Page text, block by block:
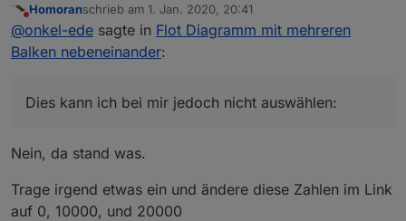
edit öffne, sieht es so aus, wie es soll.
Habe alles identisch zu Dir eingestellt.
Einzig der x-offset ist unterschiedlich.
Der oberste Datenpunkt hat bei Dir 0s und die
Dies kann ich bei mir jedoch nicht auswählen:
Nicht stören
Homoranschrieb am 1. Jan. 2020, 20:41
zuletzt editiert von
@onkel-ede sagte in Flot Diagramm mit mehreren
Balken nebeneinander:
Dies kann ich bei mir jedoch nicht auswählen:
Nein, da stand was.
Trage irgend etwas ein und ändere diese Zahlen im Link
auf 0, 10000, und 20000